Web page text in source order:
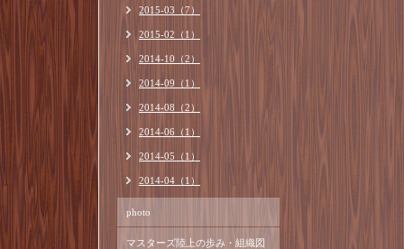
2015-03（7）
2015-02（1）
2014-10（2）
2014-09（1）
2014-08（2）
2014-06（1）
2014-05（1）
2014-04（1）
photo
マスターズ陸上の歩み・組織図